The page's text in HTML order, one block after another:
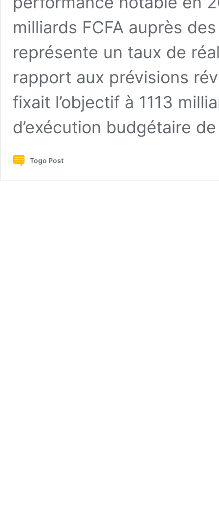
milliards FCFA auprès
représente un taux de
rapport aux prévisions
fixait l’objectif à 1113
d’exécution budgétaire
Togo Post